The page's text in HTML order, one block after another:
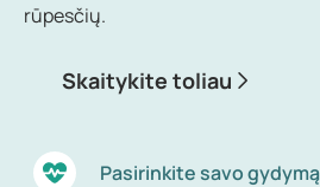
rūpesčių.
Skaitykite toliau
Pasirinkite savo gydymą